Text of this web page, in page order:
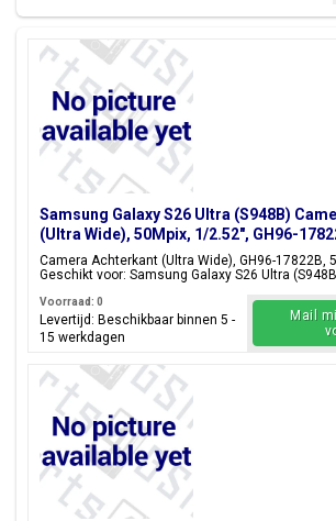
Samsung Galaxy S26 Ultra (S948B)
(Ultra Wide), 50Mpix, 1/2.52", GH96-
Camera Achterkant (Ultra Wide), GH96-17822B,
Geschikt voor: Samsung Galaxy S26 Ultra
Voorraad: 0
Levertijd: Beschikbaar binnen 5 -
15 werkdagen
Mail